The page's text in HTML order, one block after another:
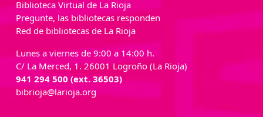
Biblioteca Virtual de La Rioja
Pregunte, las bibliotecas responden
Red de bibliotecas de La Rioja
Lunes a viernes de 9:00 a 14:00 h.
C/ La Merced, 1. 26001 Logroño (La Rioja)
941 294 500 (ext. 36503)
bibrioja@larioja.org